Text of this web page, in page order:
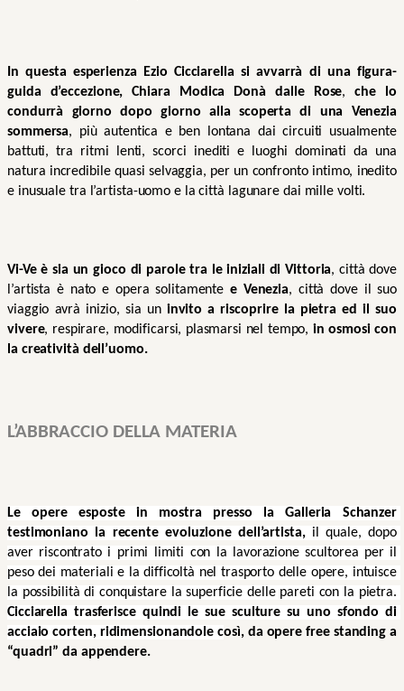
In questa esperienza Ezio Cicciarella si avvarrà di una figura-
guida d’eccezione, Chiara Modica Donà dalle Rose, che lo
condurrà giorno dopo giorno alla scoperta di una Venezia
sommersa, più autentica e ben lontana dai circuiti usualmente
battuti, tra ritmi lenti, scorci inediti e luoghi dominati da una
natura incredibile quasi selvaggia, per un confronto intimo, inedito
e inusuale tra l’artista-uomo e la città lagunare dai mille volti.
Vi-Ve è sia un gioco di parole tra le iniziali di Vittoria, città dove
l’artista è nato e opera solitamente e Venezia, città dove il suo
viaggio avrà inizio, sia un invito a riscoprire la pietra ed il suo
vivere, respirare, modificarsi, plasmarsi nel tempo, in osmosi con
la creatività dell’uomo.
L’ABBRACCIO DELLA MATERIA
Le opere esposte in mostra presso la Galleria Schanzer
testimoniano la recente evoluzione dell’artista, il quale, dopo
aver riscontrato i primi limiti con la lavorazione scultorea per il
peso dei materiali e la difficoltà nel trasporto delle opere, intuisce
Cicciarella trasferisce quindi le sue sculture su uno sfondo di
acciaio corten, ridimensionandole così, da opere free standing a
“quadri” da appendere.